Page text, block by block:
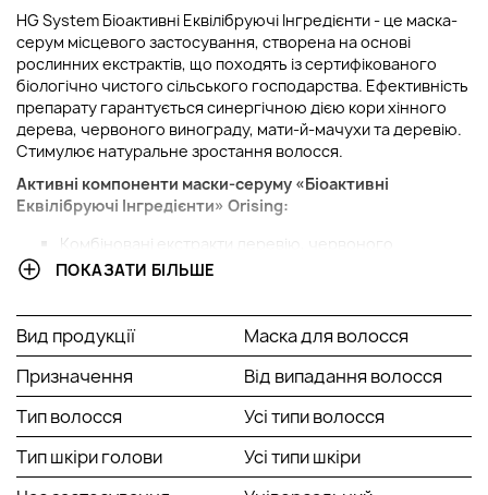
HG System Біоактивні Еквілібруючі Інгредієнти - це маска-
серум місцевого застосування, створена на основі
рослинних екстрактів, що походять із сертифікованого
біологічно чистого сільського господарства. Ефективність
препарату гарантується синергічною дією кори хінного
дерева, червоного винограду, мати-й-мачухи та деревію.
Стимулює натуральне зростання волосся.
Активні компоненти маски-серуму «Біоактивні
Еквілібруючі Інгредієнти» Orising:
Комбіновані екстракти деревію, червоного
винограду, мати-й-мачухи, шавлії, розмарину,
Спосіб застосування:
На невимите волосся нанести маску на шкіру голови по
проділах, залишити діяти на 10 хвилин, після чого
сполоснути водою і перейти до використання шампуню
HGSystem.
ПОКАЗАТИ БІЛЬШЕ
Вид продукції
Маска для волосся
Призначення
Від випадання волосся
Тип волосся
Усі типи волосся
Тип шкіри голови
Усі типи шкіри